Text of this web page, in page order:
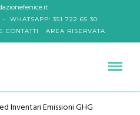
-
WHATSAPP: 351 722 65 30
CONTATTI AREA RISERVATA
Inventari Emissioni GHG